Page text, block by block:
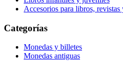
Accesorios para libros, revistas
Categorías
Monedas y billetes
Monedas antiguas